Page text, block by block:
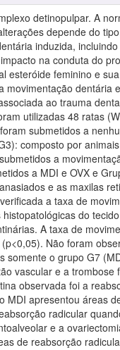
detinopulpar. A
depende do
induzida,
na conduta do
esteróide feminino e
dentária
ao trauma
utilizadas 48 ratas
submetidos a
composto por
a
a MDI e OVX e
e as maxilas
a taxa de
do
A taxa de
Não foram
o grupo G7
vascular e a trombose
observada foi a
MDI apresentou áreas
radicular
e a
de reabsorção